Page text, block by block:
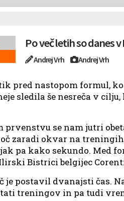
Po več letih so danes
Andrej Vrh Andrej Vrh
pred nastopom formul,
sledila še nesreča v
prvenstvu se nam jutri
zaradi okvar na
pa kako sekundo. Med
Bistrici belgijec
je postavil dvanajsti čas.
treningov in pa tudi